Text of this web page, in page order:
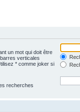
un mot qui doit être
verticales
* comme joker si
recherches